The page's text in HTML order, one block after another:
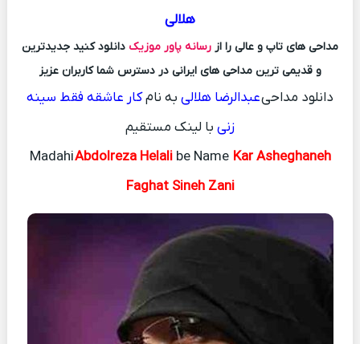
هلالی
مداحی های تاپ و عالی را از رسانه پاور موزیک دانلود کنید جدیدترین
و قدیمی ترین مداحی های ایرانی در دسترس شما کاربران عزیز
دانلود مداحیعبدالرضا هلالی به نامکار عاشقه فقط سینه
زنی با لینک مستقیم
MadahiAbdolreza Helali be NameKar Asheghaneh
Faghat Sineh Zani